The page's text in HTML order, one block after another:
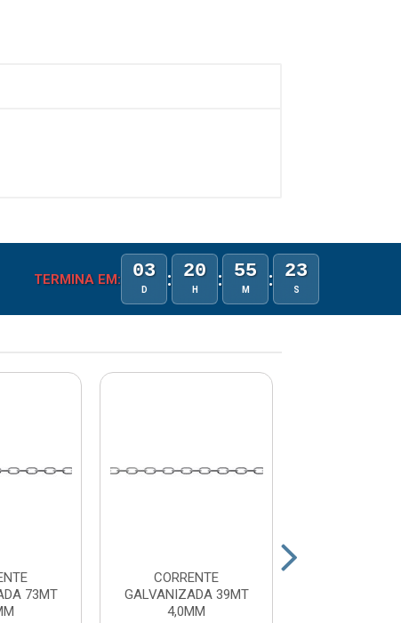
TERMINA EM: 03
D : 20
H : 55
M : 23
S
73MT
CORRENTE
GALVANIZADA 39MT
4,0MM